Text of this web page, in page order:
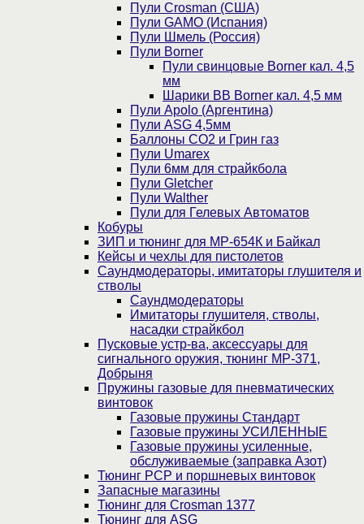
Пули Crosman (США)
Пули GAMO (Испания)
Пули Шмель (Россия)
Пули Borner
Пули свинцовые Borner кал. 4,5
мм
Шарики BB Borner кал. 4,5 мм
Пули Apolo (Аргентина)
Пули ASG 4,5мм
Баллоны CO2 и Грин газ
Пули Umarex
Пули 6мм для страйкбола
Пули Gletcher
Пули Walther
Пули для Гелевых Автоматов
Кобуры
ЗИП и тюнинг для МР-654К и Байкал
Кейсы и чехлы для пистолетов
Саундмодераторы, имитаторы глушителя и
стволы
Саундмодераторы
Имитаторы глушителя, стволы,
насадки страйкбол
Пусковые устр-ва, аксессуары для
сигнального оружия, тюнинг МР-371,
Добрыня
Пружины газовые для пневматических
винтовок
Газовые пружины Стандарт
Газовые пружины УСИЛЕННЫЕ
Газовые пружины усиленные,
обслуживаемые (заправка Азот)
Тюнинг PCP и поршневых винтовок
Запасные магазины
Тюнинг для Crosman 1377
Тюнинг для ASG